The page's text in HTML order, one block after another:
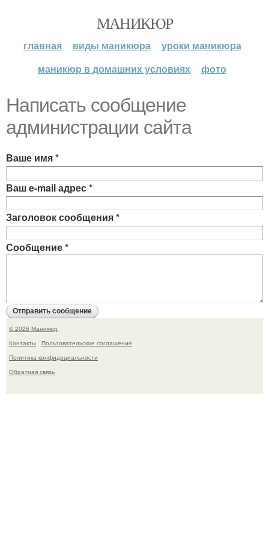
МАНИКЮР
главная виды маникюра
уроки маникюра
маникюр в домашних условиях
фото
Написать сообщение
администрации сайта
Ваше имя*
Ваш e-mail адрес*
Заголовок сообщения*
Сообщение*
© 2026 Маникюр
Контакты
Пользовательское соглашение
Политика конфидециальности
Обратная связь